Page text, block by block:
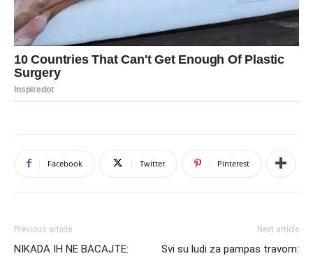
Facebook Twitter Pinterest
Previous article
NIKADA IH NE BACAJTE:
Next article
Svi su ludi za pampas travom: